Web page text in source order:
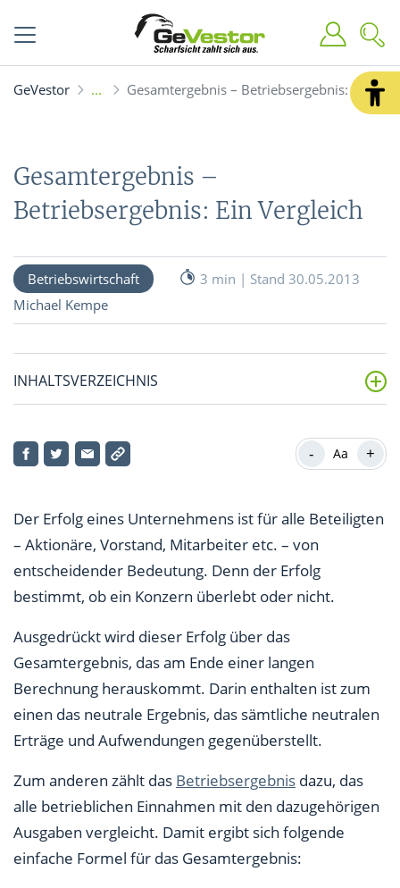
GeVestor Gesamtergebnis – Betriebsergebnis: Ein
Gesamtergebnis –
Betriebsergebnis: Ein Vergleich
Betriebswirtschaft
3 min | Stand 30.05.2013
Michael Kempe
INHALTSVERZEICHNIS
Neutrales Ergebnis oft durch einmalige Effekte
Betriebsergebnis ist der bedeutendste Teil des
Gesamtergebnisses
- Aa +
Der Erfolg eines Unternehmens ist für alle Beteiligten
– Aktionäre, Vorstand, Mitarbeiter etc. – von
entscheidender Bedeutung. Denn der Erfolg
bestimmt, ob ein Konzern überlebt oder nicht.
Ausgedrückt wird dieser Erfolg über das
Gesamtergebnis, das am Ende einer langen
Berechnung herauskommt. Darin enthalten ist zum
einen das neutrale Ergebnis, das sämtliche neutralen
Erträge und Aufwendungen gegenüberstellt.
Zum anderen zählt das Betriebsergebnis dazu, das
alle betrieblichen Einnahmen mit den dazugehörigen
Ausgaben vergleicht. Damit ergibt sich folgende
einfache Formel für das Gesamtergebnis: